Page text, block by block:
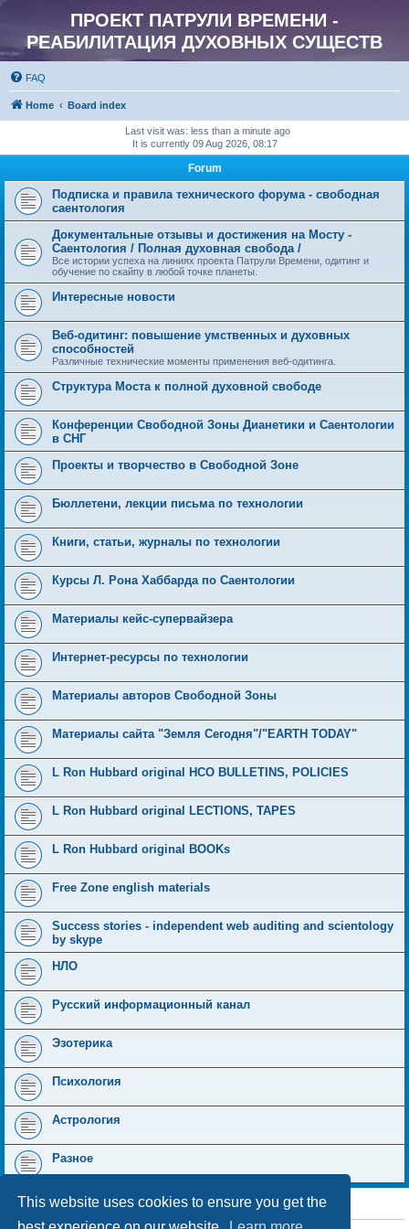
This website uses cookies to ensure you get the
ПРОЕКТ ПАТРУЛИ ВРЕМЕНИ -
РЕАБИЛИТАЦИЯ ДУХОВНЫХ СУЩЕСТВ
FAQ
Home Board index
Last visit was: less than a minute ago
It is currently 09 Aug 2026, 08:17
Forum
Подписка и правила технического форума - свободная
саентология
Документальные отзывы и достижения на Мосту -
Саентология / Полная духовная свобода /
Все истории успеха на линиях проекта Патрули Времени, одитинг и
обучение по скайпу в любой точке планеты.
Интересные новости
Веб-одитинг: повышение умственных и духовных
способностей
Различные технические моменты применения веб-одитинга.
Структура Моста к полной духовной свободе
Конференции Свободной Зоны Дианетики и Саентологии
в СНГ
Проекты и творчество в Свободной Зоне
Бюллетени, лекции письма по технологии
Книги, статьи, журналы по технологии
Курсы Л. Рона Хаббарда по Саентологии
Материалы кейс-супервайзера
Интернет-ресурсы по технологии
Материалы авторов Свободной Зоны
Материалы сайта "Земля Сегодня"/"EARTH TODAY"
L Ron Hubbard original HCO BULLETINS, POLICIES
L Ron Hubbard original LECTIONS, TAPES
L Ron Hubbard original BOOKs
Free Zone english materials
Success stories - independent web auditing and scientology
by skype
НЛО
Русский информационный канал
Эзотерика
Психология
Астрология
Разное